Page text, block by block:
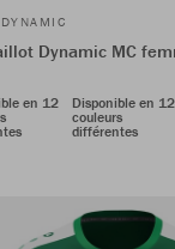
Dynamic MC
en 12
Disponible en 12
couleurs
différentes